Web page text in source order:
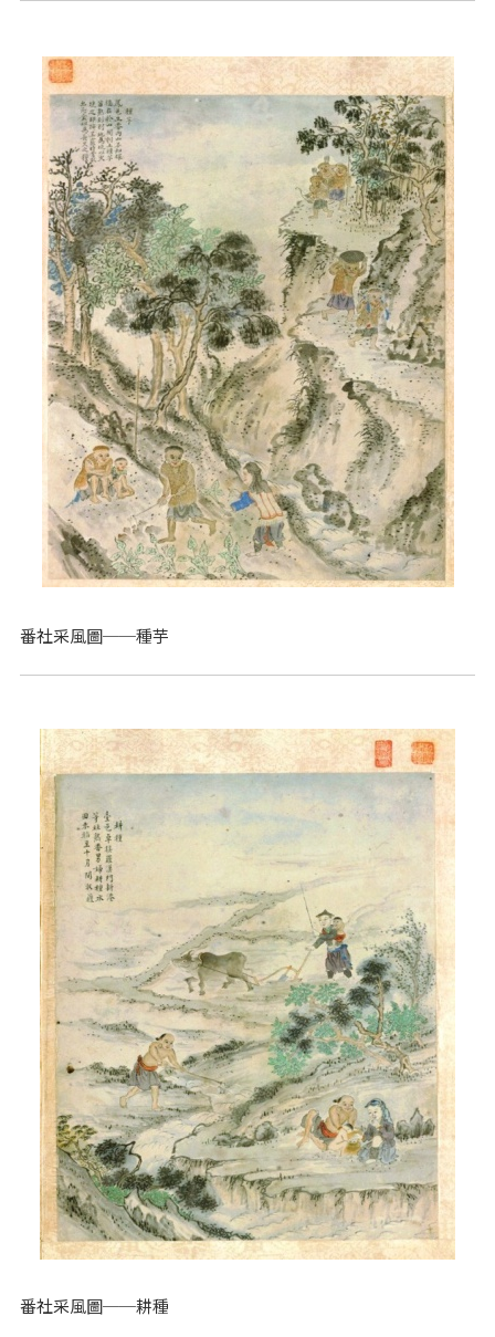
番社采風圖──種芋
番社采風圖──耕種